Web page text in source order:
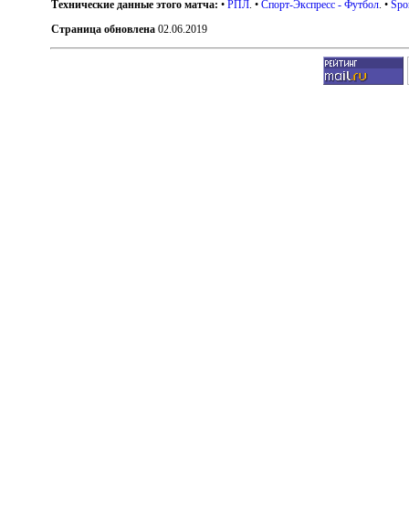
Технические данные этого матча: •РПЛ . •Спорт-Экспресс - Футбол . •
Страница обновлена 02.06.2019